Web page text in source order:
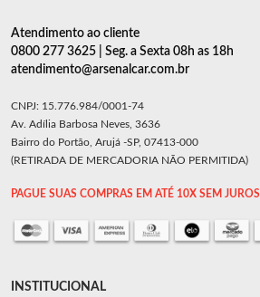
Atendimento ao cliente
0800 277 3625 | Seg. a Sexta 08h as 18h
atendimento@arsenalcar.com.br
CNPJ: 15.776.984/0001-74
Av. Adília Barbosa Neves, 3636
Bairro do Portão, Arujá -SP, 07413-000
(RETIRADA DE MERCADORIA NÃO PERMITIDA)
PAGUE SUAS COMPRAS EM ATÉ 10X SEM JUROS
INSTITUCIONAL